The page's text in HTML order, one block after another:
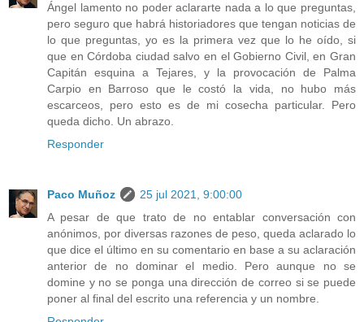
Ángel lamento no poder aclararte nada a lo que preguntas,
pero seguro que habrá historiadores que tengan noticias de
lo que preguntas, yo es la primera vez que lo he oído, si
que en Córdoba ciudad salvo en el Gobierno Civil, en Gran
Capitán esquina a Tejares, y la provocación de Palma
Carpio en Barroso que le costó la vida, no hubo más
escarceos, pero esto es de mi cosecha particular. Pero
queda dicho. Un abrazo.
Responder
Paco Muñoz
25 jul 2021, 9:00:00
A pesar de que trato de no entablar conversación con
anónimos, por diversas razones de peso, queda aclarado lo
que dice el último en su comentario en base a su aclaración
anterior de no dominar el medio. Pero aunque no se
domine y no se ponga una dirección de correo si se puede
poner al final del escrito una referencia y un nombre.